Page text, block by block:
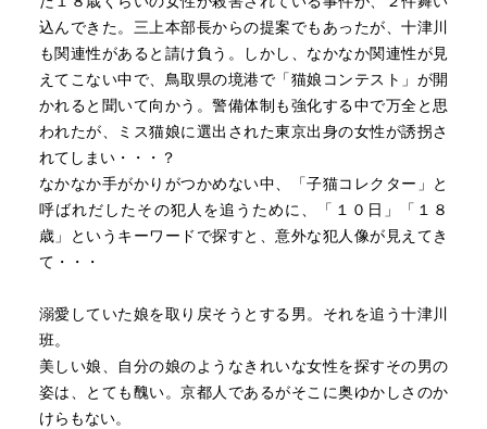
込んできた。三上本部長からの提案でもあったが、十津川
も関連性があると請け負う。しかし、なかなか関連性が見
えてこない中で、鳥取県の境港で「猫娘コンテスト」が開
かれると聞いて向かう。警備体制も強化する中で万全と思
われたが、ミス猫娘に選出された東京出身の女性が誘拐さ
れてしまい・・・？
なかなか手がかりがつかめない中、「子猫コレクター」と
呼ばれだしたその犯人を追うために、「１０日」「１８
歳」というキーワードで探すと、意外な犯人像が見えてき
て・・・
溺愛していた娘を取り戻そうとする男。それを追う十津川
班。
美しい娘、自分の娘のようなきれいな女性を探すその男の
姿は、とても醜い。京都人であるがそこに奥ゆかしさのか
けらもない。